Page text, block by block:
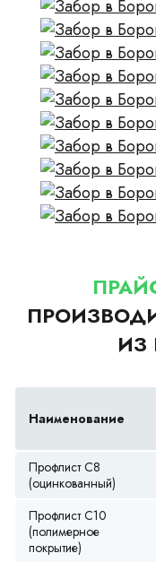
ИЗ
Наименование
Профлист С8
(оцинкованный)
Профлист С10
(полимерное
покрытие)